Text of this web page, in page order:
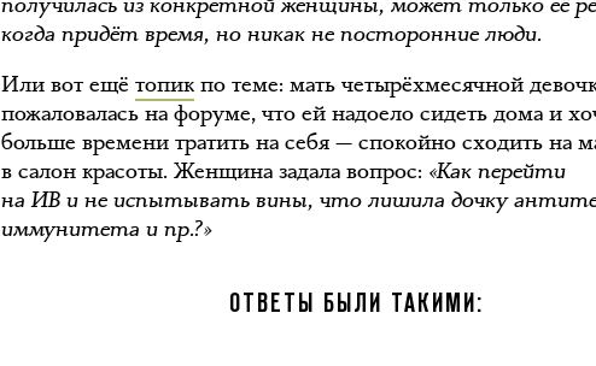
когда придёт время, но никак не посторонние люди.
Или вот ещётопик по теме: мать четырёхмесячной
пожаловалась на форуме, что ей надоело сидеть дома и
больше времени тратить на себя — спокойно сходить на
в салон красоты. Женщина задала вопрос: «Как перейти
на ИВ и не испытывать вины, что лишила дочку
иммунитета и пр.?»
ОТВЕТЫ БЫЛИ ТАКИМИ: